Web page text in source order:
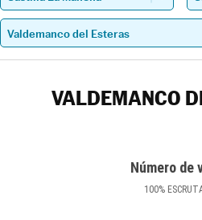
VALDEMANCO
Número de
100%